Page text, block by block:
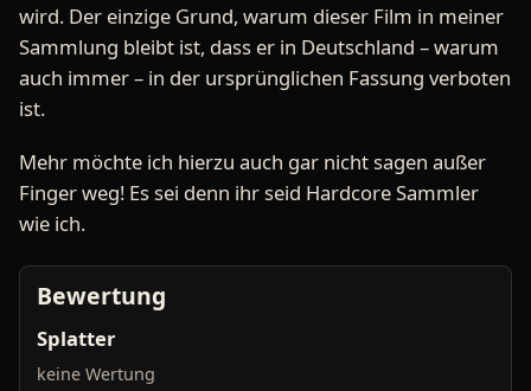
wird. Der einzige Grund, warum dieser Film in meiner
Sammlung bleibt ist, dass er in Deutschland – warum
auch immer – in der ursprünglichen Fassung verboten
ist.
Mehr möchte ich hierzu auch gar nicht sagen außer
Finger weg! Es sei denn ihr seid Hardcore Sammler
wie ich.
Bewertung
Splatter
keine Wertung